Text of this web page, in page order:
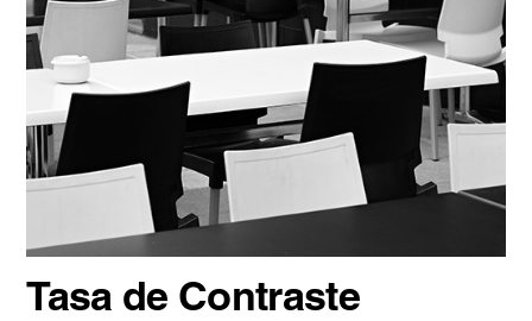
Tasa de Contraste